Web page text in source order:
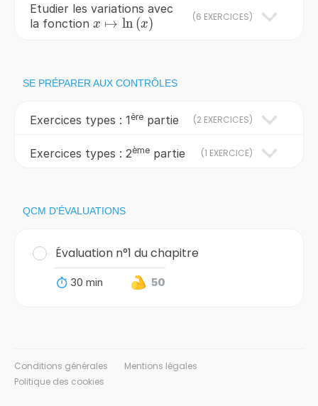
Etudier les variations avec
la fonction
x\mapsto
x ↦ ln(x) (6 EXERCICES)
SE PRÉPARER AUX CONTRÔLES
Exercices types : 1ère partie (2 EXERCICES)
Exercices types : 2ème partie (1 EXERCICE)
QCM D'ÉVALUATIONS
Évaluation n°1 du chapitre
30 min 50
Conditions générales
Mentions légales
Politique des cookies